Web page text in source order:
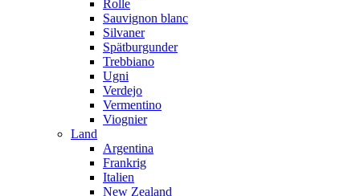
Rolle
Sauvignon blanc
Silvaner
Spätburgunder
Trebbiano
Ugni
Verdejo
Vermentino
Viognier
Land
Argentina
Frankrig
Italien
New Zealand